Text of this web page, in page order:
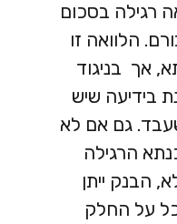
רגילה בסכום
הלוואה זו
אך בניגוד
בידיעה שיש
גם אם לא
הרגילה
הבנק ייתן
על החלק